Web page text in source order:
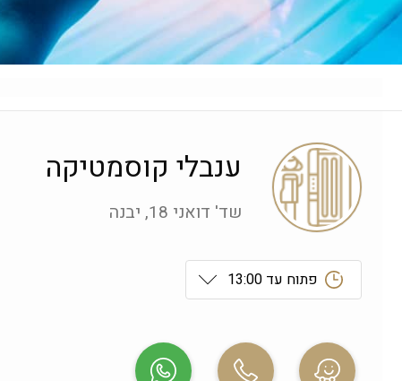
ענבלי קוסמטיקה
שד' דואני 18, יבנה
פתוח עד 13:00
שני
09:00-19:00